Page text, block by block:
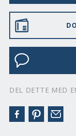
DEL DETTE MED